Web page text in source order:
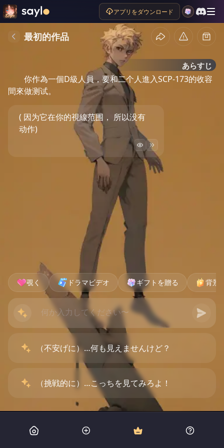
アプリをダウンロード
最初的作品
あらすじ
你作為一個D級人員，要和二个人進入SCP-173的收容
間來做测试。
( 因为它在你的視線范围， 所以没有
动作)
覗く ドラマビデオ ギフトを贈る 背景
（不安げに）…何も見えませんけど？
（挑戦的に）…こっちを見てみろよ！